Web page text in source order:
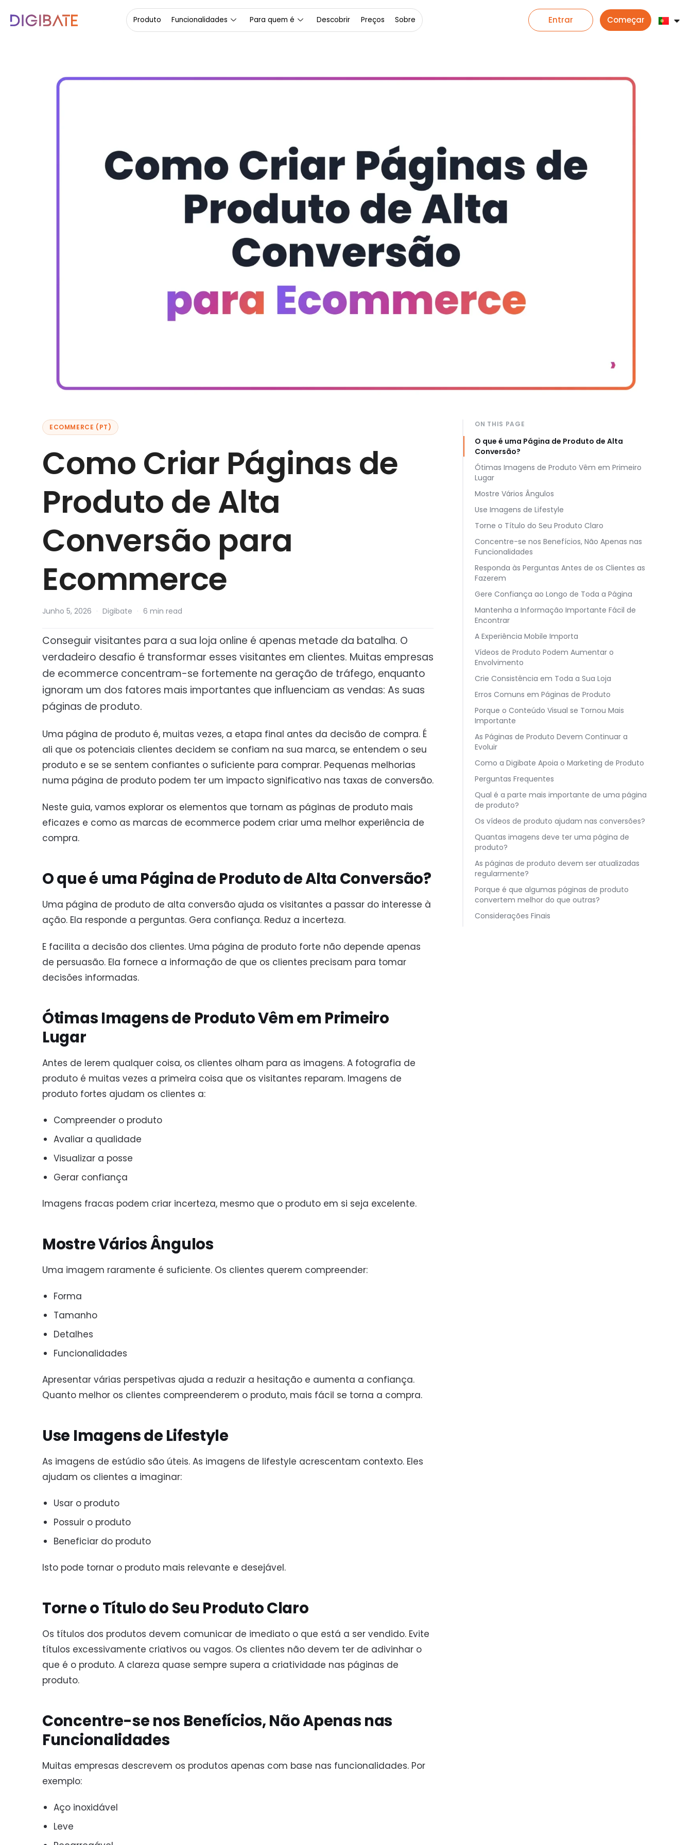
Produto Funcionalidades Para quem é Descobrir Preços Sobre Entrar Começar
ECOMMERCE (PT)
Como Criar Páginas de
Produto de Alta
Conversão para
Ecommerce
Junho 5, 2026 · Digibate · 6 min read
ON THIS PAGE
O que é uma Página de Produto de Alta
Conversão?
Ótimas Imagens de Produto Vêm em Primeiro
Lugar
Mostre Vários Ângulos
Use Imagens de Lifestyle
Torne o Título do Seu Produto Claro
Concentre-se nos Benefícios, Não Apenas nas
Funcionalidades
Responda às Perguntas Antes de os Clientes as
Fazerem
Gere Confiança ao Longo de Toda a Página
Mantenha a Informação Importante Fácil de
Encontrar
A Experiência Mobile Importa
Vídeos de Produto Podem Aumentar o
Envolvimento
Crie Consistência em Toda a Sua Loja
Erros Comuns em Páginas de Produto
Porque o Conteúdo Visual se Tornou Mais
Importante
As Páginas de Produto Devem Continuar a
Evoluir
Como a Digibate Apoia o Marketing de Produto
Perguntas Frequentes
Qual é a parte mais importante de uma página
de produto?
Os vídeos de produto ajudam nas conversões?
Quantas imagens deve ter uma página de
produto?
As páginas de produto devem ser atualizadas
regularmente?
Porque é que algumas páginas de produto
convertem melhor do que outras?
Considerações Finais
Conseguir visitantes para a sua loja online é apenas metade da batalha. O
verdadeiro desafio é transformar esses visitantes em clientes. Muitas empresas
de ecommerce concentram-se fortemente na geração de tráfego, enquanto
ignoram um dos fatores mais importantes que influenciam as vendas: As suas
páginas de produto.
Uma página de produto é, muitas vezes, a etapa final antes da decisão de compra. É
ali que os potenciais clientes decidem se confiam na sua marca, se entendem o seu
produto e se se sentem confiantes o suficiente para comprar. Pequenas melhorias
numa página de produto podem ter um impacto significativo nas taxas de conversão.
Neste guia, vamos explorar os elementos que tornam as páginas de produto mais
eficazes e como as marcas de ecommerce podem criar uma melhor experiência de
compra.
O que é uma Página de Produto de Alta Conversão?
Uma página de produto de alta conversão ajuda os visitantes a passar do interesse à
ação. Ela responde a perguntas. Gera confiança. Reduz a incerteza.
E facilita a decisão dos clientes. Uma página de produto forte não depende apenas
de persuasão. Ela fornece a informação de que os clientes precisam para tomar
decisões informadas.
Ótimas Imagens de Produto Vêm em Primeiro
Lugar
Antes de lerem qualquer coisa, os clientes olham para as imagens. A fotografia de
produto é muitas vezes a primeira coisa que os visitantes reparam. Imagens de
produto fortes ajudam os clientes a:
Compreender o produto
Avaliar a qualidade
Visualizar a posse
Gerar confiança
Imagens fracas podem criar incerteza, mesmo que o produto em si seja excelente.
Mostre Vários Ângulos
Uma imagem raramente é suficiente. Os clientes querem compreender:
Forma
Tamanho
Detalhes
Funcionalidades
Apresentar várias perspetivas ajuda a reduzir a hesitação e aumenta a confiança.
Quanto melhor os clientes compreenderem o produto, mais fácil se torna a compra.
Use Imagens de Lifestyle
As imagens de estúdio são úteis. As imagens de lifestyle acrescentam contexto. Eles
ajudam os clientes a imaginar:
Usar o produto
Possuir o produto
Beneficiar do produto
Isto pode tornar o produto mais relevante e desejável.
Torne o Título do Seu Produto Claro
Os títulos dos produtos devem comunicar de imediato o que está a ser vendido. Evite
títulos excessivamente criativos ou vagos. Os clientes não devem ter de adivinhar o
que é o produto. A clareza quase sempre supera a criatividade nas páginas de
produto.
Concentre-se nos Benefícios, Não Apenas nas
Funcionalidades
Muitas empresas descrevem os produtos apenas com base nas funcionalidades. Por
exemplo:
Aço inoxidável
Leve